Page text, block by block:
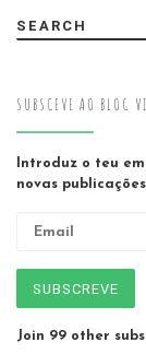
SEARCH
SUBSCEVE AO BLOG
Introduz o teu
novas
SUBSCREVE
Join 99 other